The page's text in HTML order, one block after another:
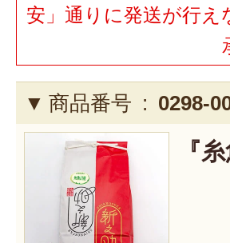
安」通りに発送が行
商品番号 : 0298-
『